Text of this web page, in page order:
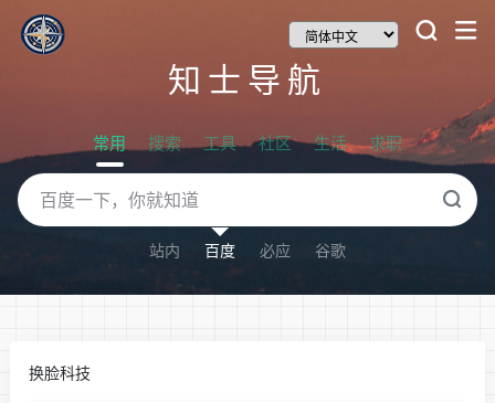
知士导航
常用 搜索 工具 社区 生活 求职
站内 百度 必应 谷歌
换脸科技